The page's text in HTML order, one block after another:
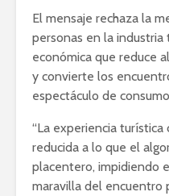
El mensaje rechaza la
personas en la industria
económica que reduce
y convierte los
espectáculo de
“La experiencia
reducida a lo que el
placentero, impidiendo
maravilla del encuentro